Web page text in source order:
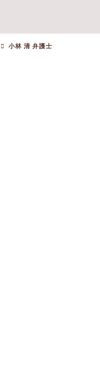
小林 清 弁護士